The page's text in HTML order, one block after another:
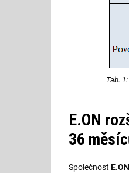
Tab.
E.ON
36
Společnost